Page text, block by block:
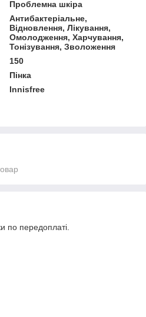
Проблемна шкіра
Антибактеріальне,
Відновлення, Лікування,
Омолодження, Харчування,
Тонізування, Зволоження
150
Пінка
Innisfree
по передоплаті.